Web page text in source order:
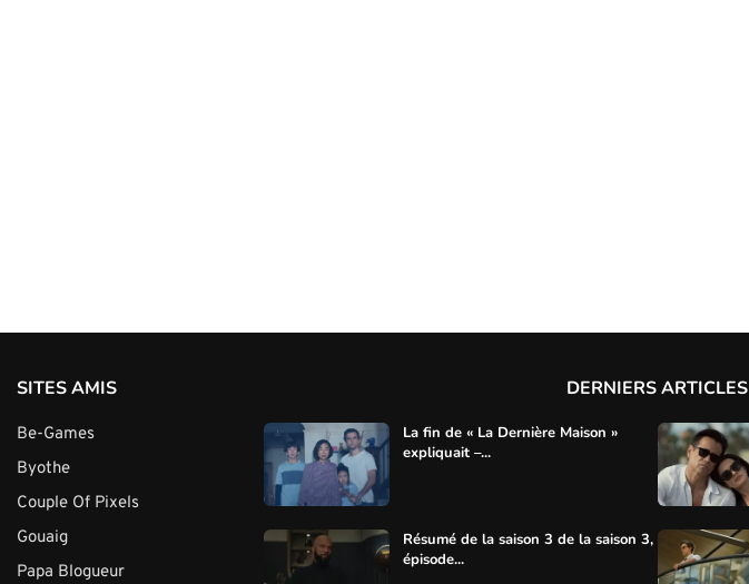
SITES AMIS
Be-Games
Byothe
Couple Of Pixels
Gouaig
Papa Blogueur
DERNIERS ARTICLES
La fin de « La Dernière Maison »
expliquait –...
Résumé de la saison 3 de la saison 3,
épisode...